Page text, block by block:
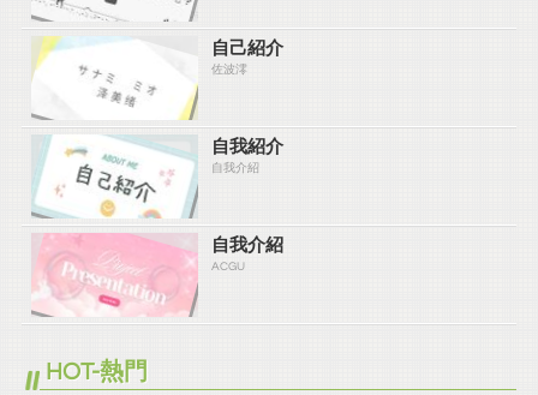
自己紹介
佐波澪
自我紹介
自我介紹
自我介紹
ACGU
HOT-熱門